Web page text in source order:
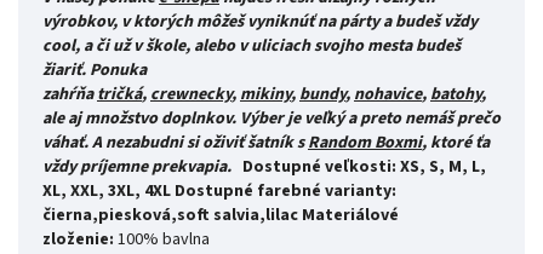
výrobkov, v ktorých môžeš vyniknúť na párty a budeš vždy
cool, a či už v škole, alebo v uliciach svojho mesta budeš
žiariť. Ponuka
zahŕňatričká,crewnecky,mikiny,bundy,nohavice,batohy,
aleaj množstvo doplnkov. Výber je veľký a pretonemáš prečo
váhať.A nezabudni si oživiť šatník sRandom Boxmi, ktoré ťa
vždy príjemne prekvapia. Dostupné veľkosti: XS, S, M, L,
XL, XXL, 3XL, 4XL Dostupné farebné varianty:
čierna,piesková,soft salvia,lilac Materiálové
zloženie: 100% bavlna